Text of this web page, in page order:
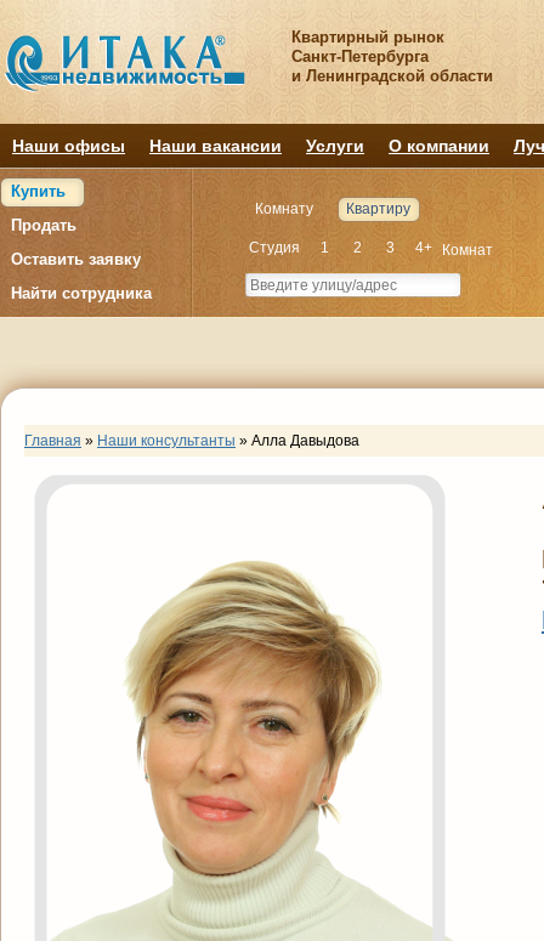
Квартирный рынок
Санкт-Петербурга
и Ленинградской области
Наши офисы Наши вакансии Услуги О компании
Купить
Продать
Оставить заявку
Найти сотрудника
Комнату Квартиру
Студия 1 2 3 4+ Комнат
Главная » Наши консультанты » Алла Давыдова